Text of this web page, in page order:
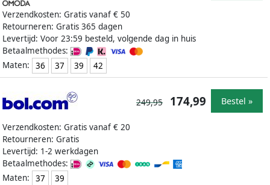
Verzendkosten: Gratis vanaf € 50
Retourneren: Gratis 365 dagen
Levertijd: Voor 23:59 besteld, volgende dag in huis
Betaalmethodes:
Maten:
36 37 39 42
Verzendkosten: Gratis vanaf € 20
Retourneren: Gratis
Levertijd: 1-2 werkdagen
Betaalmethodes:
Maten:
37 39
249,95 174,99 Bestel »